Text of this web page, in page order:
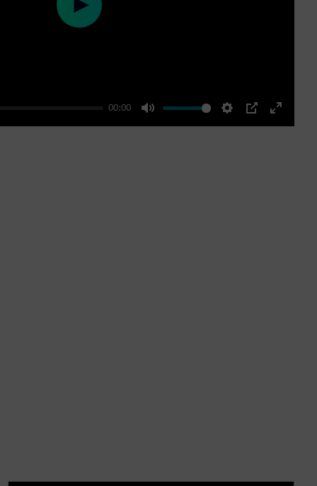
00:00
Mute Settings
PIP
Enter
Play